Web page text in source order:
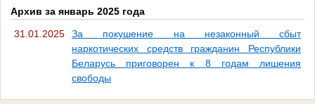
Архив за январь 2025 года
31.01.2025
За покушение на незаконный сбыт
наркотических средств гражданин Республики
Беларусь приговорен к 8 годам лишения
свободы